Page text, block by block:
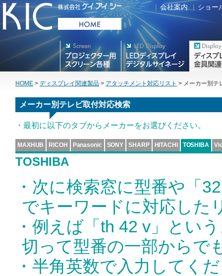
| 会社案内 | ショー
リーン各種
HOME > ディスプレイ関連製品 > アタッチメント対応リスト > メーカー別テ
メーカー別テレビ取付対応検索
・最初に以下のタブからメーカーをお選びください。
MAXHUB RICOH Panasonic SONY SHARP HITACHI TOSHIBA
TOSHIBA
・次に検索窓に型番や「
でキーワードに対応した
・例えば「th 42 v」とい
切って型番の一部からで
・半角英数で入力してく